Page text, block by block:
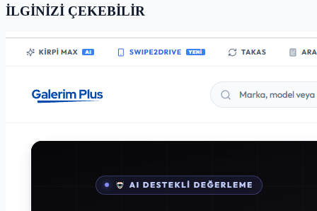
İLGİNİZİ ÇEKEBİLİR